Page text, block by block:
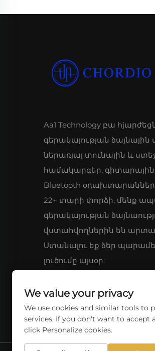
Aa1 Technology բա
գերակայության ձայնային
ներառյալ տունային և
համակարգեր, գիտարային
Bluetooth
22+ տարի փորձի, մենք
գերակայության
վստահվողներին են
Ստանալու եք ձեր
լուծումը այսօր:
We value your privacy
We use cookies and similar tools to
services. If you don't want to accept
click Personalize cookies.